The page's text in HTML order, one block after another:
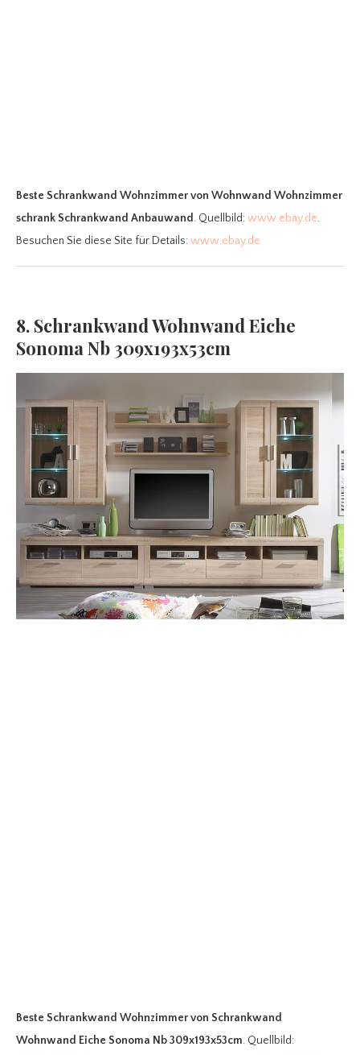
Beste Schrankwand Wohnzimmervon Wohnwand Wohnzimmer
schrank Schrankwand Anbauwand. Quellbild:www.ebay.de.
Besuchen Sie diese Site für Details:www.ebay.de
8. Schrankwand Wohnwand Eiche
Sonoma Nb 309x193x53cm
Beste Schrankwand Wohnzimmervon Schrankwand
Wohnwand Eiche Sonoma Nb 309x193x53cm. Quellbild: